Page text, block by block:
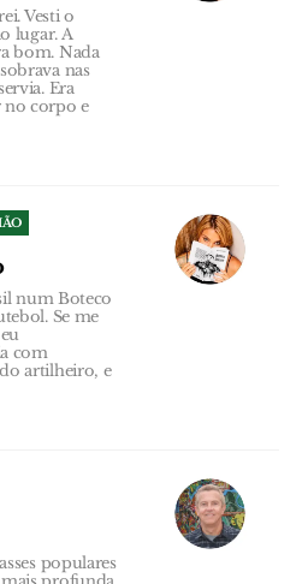
Vesti o
lugar. A
bom. Nada
nas
Era
no corpo e
num Boteco
Se me
com
artilheiro, e
populares